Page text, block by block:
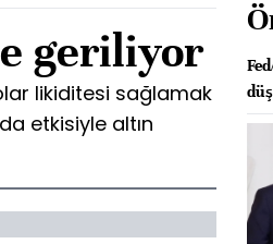
geriliyor
likiditesi sağlamak
etkisiyle altın